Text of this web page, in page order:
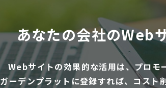
あなたの会社のWeb
Webサイトの効果的な活用は、プロモ
ガーデンプラットに登録すれば、コスト